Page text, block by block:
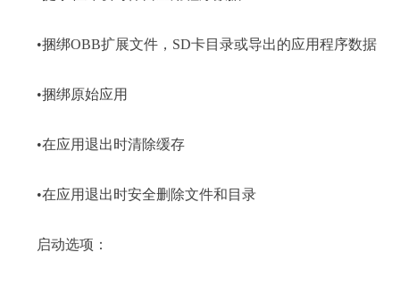
•捆绑OBB扩展文件，SD卡目录或导出的应用程序数据
•捆绑原始应用
•在应用退出时清除缓存
•在应用退出时安全删除文件和目录
启动选项：